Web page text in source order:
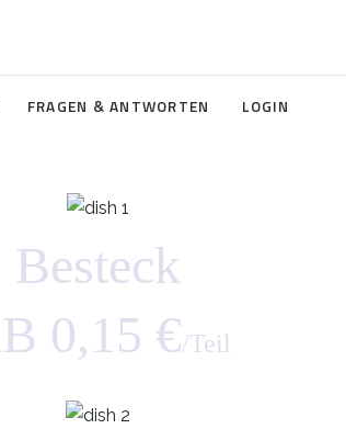
FRAGEN & ANTWORTEN LOGIN
Besteck
0,15 €/Teil